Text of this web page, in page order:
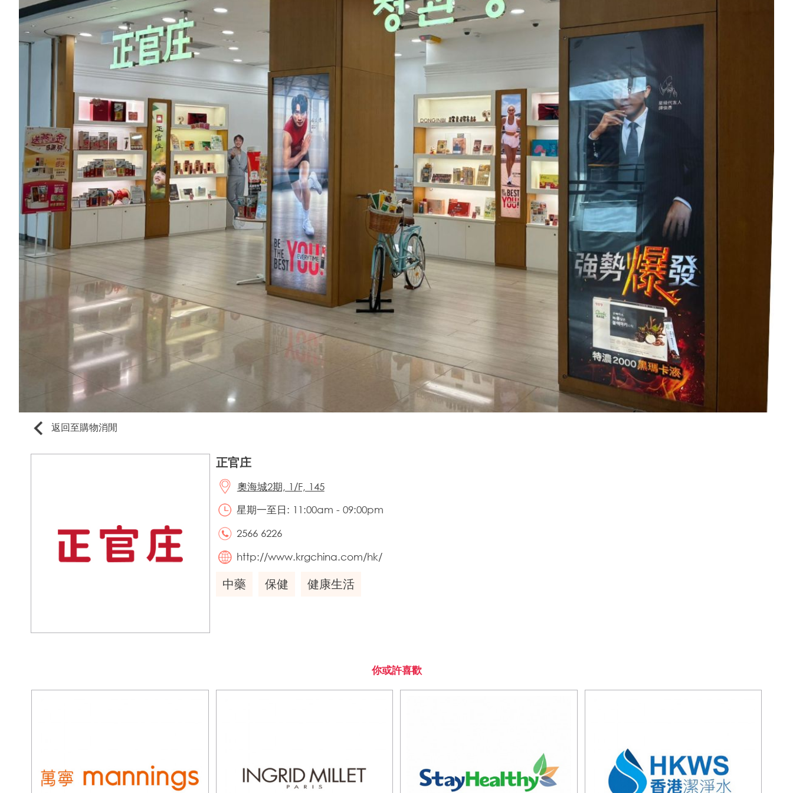
返回至購物消閒
正官庄
奧海城2期, 1/F, 145
星期一至日: 11:00am - 09:00pm
2566 6226
http://www.krgchina.com/hk/
中藥 保健 健康生活
你或許喜歡